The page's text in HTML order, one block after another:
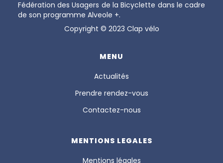
Fédération des Usagers de la Bicyclette dans le cadre
de son programme Alveole +.
Copyright © 2023 Clap vélo
MENU
Actualités
Prendre rendez-vous
Contactez-nous
MENTIONS LEGALES
Mentions légales